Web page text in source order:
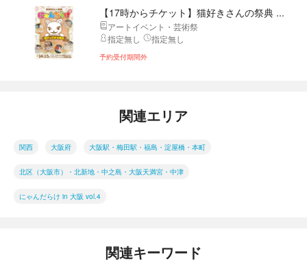
【17時からチケット】猫好きさんの祭典 ...
アートイベント・芸術祭
指定無し
指定無し
予約受付期間外
関連エリア
関西 大阪府 大阪駅・梅田駅・福島・淀屋橋・本町
北区（大阪市）・北新地・中之島・大阪天満宮・中津
にゃんだらけ in 大阪 vol.4
関連キーワード